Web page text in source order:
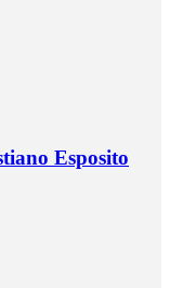
Esposito